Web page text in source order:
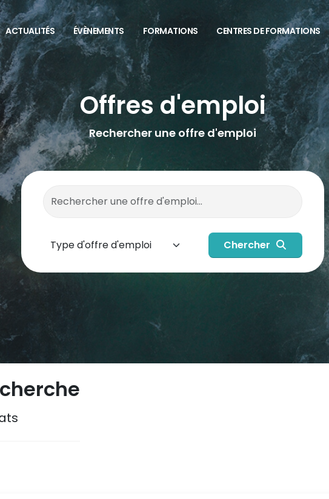
ACTUALITÉS ÉVÈNEMENTS FORMATIONS CENTRES DE FORMATIONS
Offres d'emploi
Rechercher une offre d'emploi
Chercher